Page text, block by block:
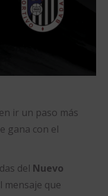
ir un paso más
gana con el
del Nuevo
mensaje que